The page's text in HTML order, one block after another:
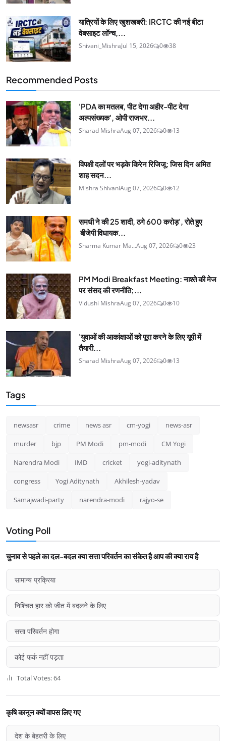
यात्रियों के लिए खुशखबरी: IRCTC की नई बीटा
वेबसाइट लॉन्च,...
Shivani_MishraJul 15, 2026 0 38
Recommended Posts
'PDA का मतलब, पीट देगा अहीर-पीट देगा
अल्पसंख्यक', ओपी राजभर...
Sharad MishraAug 07, 2026 0 13
विपक्षी दलों पर भड़के किरेन रिजिजू: जिस दिन अमित
शाह सदन...
Mishra ShivaniAug 07, 2026 0 12
समधी ने की 25 शादी, ठगे 600 करोड़', रोते हुए
बीजेपी विधायक...
Sharma Kumar Ma...Aug 07, 2026 0 23
PM Modi Breakfast Meeting: नाश्ते की मेज
पर संसद की रणनीति;...
Vidushi MishraAug 07, 2026 0 10
'युवाओं की आकांक्षाओं को पूरा करने के लिए यूपी में
तैयारी...
Sharad MishraAug 07, 2026 0 13
Tags
newsasr crime news asr cm-yogi news-asr
murder bjp PM Modi pm-modi CM Yogi
Narendra Modi IMD cricket yogi-aditynath
congress Yogi Aditynath Akhilesh-yadav
Samajwadi-party narendra-modi rajyo-se
Voting Poll
चुनाव से पहले का दल-बदल क्या सत्ता परिवर्तन का संकेत है आप की क्या राय है
सामान्य प्रक्रिया
निश्चित हार को जीत में बदलने के लिए
सत्ता परिवर्तन होगा
कोई फर्क नहीं पड़ता
Total Votes: 64
कृषि कानून क्यों वापस लिए गए
देश के बेहतरी के लिए